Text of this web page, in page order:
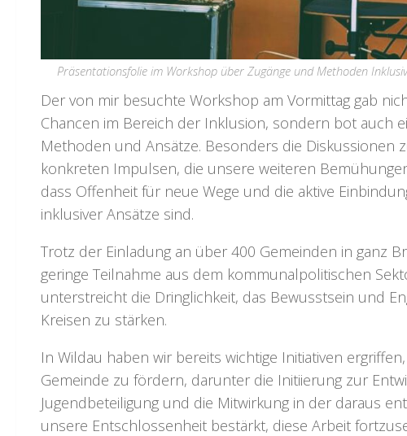
Präsentationsfolie im Workshop über Zugänge und Methoden
Der von mir besuchte Workshop am Vormittag gab
Chancen im Bereich der Inklusion, sondern bot auch
Methoden und Ansätze. Besonders die Diskussionen
konkreten Impulsen, die unsere weiteren
dass Offenheit für neue Wege und die aktive
inklusiver Ansätze sind.
Trotz der Einladung an über 400 Gemeinden in ganz
geringe Teilnahme aus dem kommunalpolitischen
unterstreicht die Dringlichkeit, das Bewusstsein und
Kreisen zu stärken.
In Wildau haben wir bereits wichtige Initiativen
Gemeinde zu fördern, darunter die Initiierung zur
Jugendbeteiligung und die Mitwirkung in der daraus
unsere Entschlossenheit bestärkt, diese Arbeit